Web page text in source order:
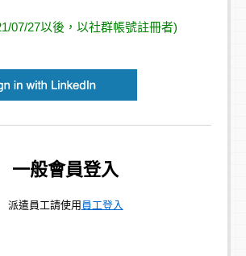
07/27以後，以社群帳號註冊者)
一般會員登入
派遣員工請使用 員工登入